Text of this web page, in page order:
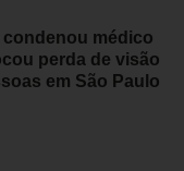
médico
perda de visão
em São Paulo